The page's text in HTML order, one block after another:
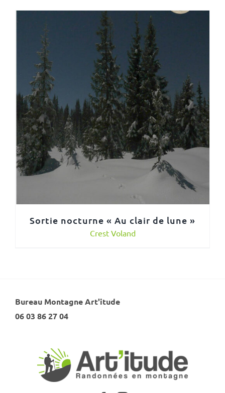
Sortie nocturne « Au clair de lune »
Crest Voland
Bureau Montagne Art'itude
06 03 86 27 04